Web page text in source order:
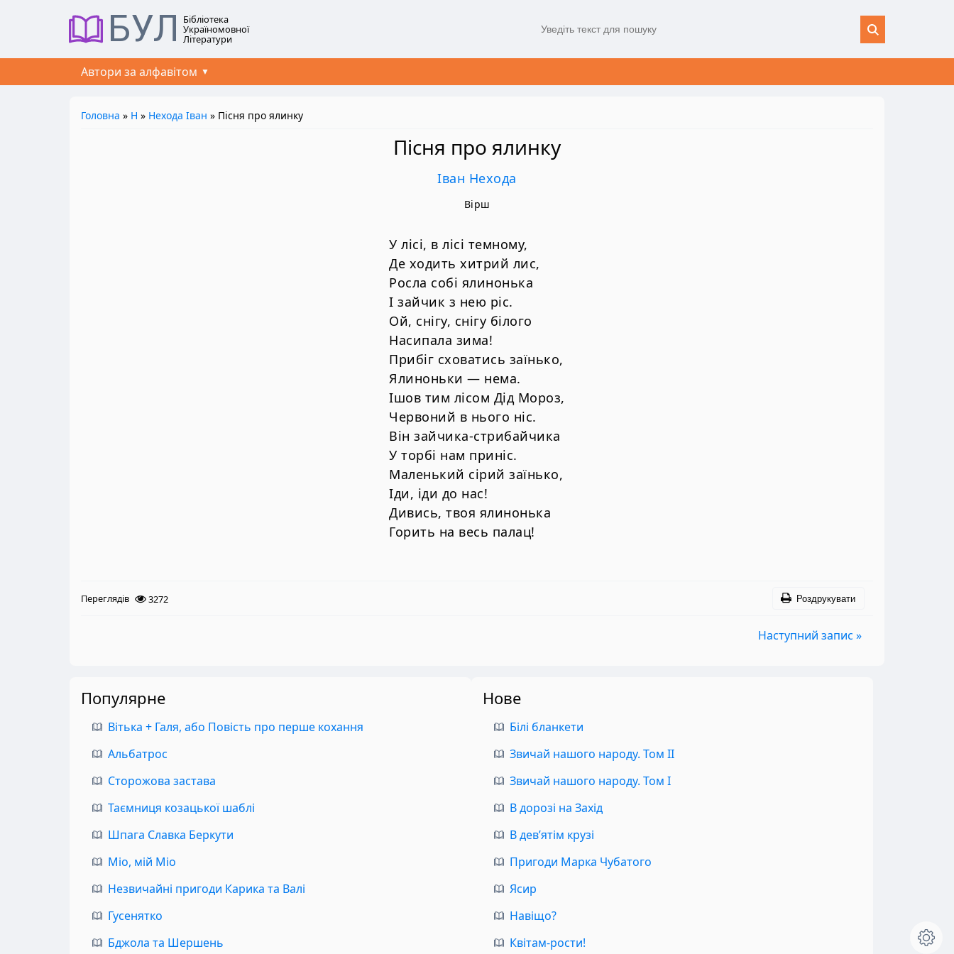
БУЛ Бібліотека
Україномовної
Літератури
Автори за алфавітом
Головна » Н » Нехода Іван » Пісня про ялинку
Пісня про ялинку
Іван Нехода
Вірш
У лісі, в лісі темному,
Де ходить хитрий лис,
Росла собі ялинонька
І зайчик з нею ріс.
Ой, снігу, снігу білого
Насипала зима!
Прибіг сховатись заїнько,
Ялиноньки — нема.
Ішов тим лісом Дід Мороз,
Червоний в нього ніс.
Він зайчика-стрибайчика
У торбі нам приніс.
Маленький сірий заїнько,
Іди, іди до нас!
Дивись, твоя ялинонька
Горить на весь палац!
Переглядів 3272 Роздрукувати
Наступний запис »
Популярне
Вітька + Галя, або Повість про перше кохання
Альбатрос
Сторожова застава
Таємниця козацької шаблі
Шпага Славка Беркути
Міо, мій Міо
Незвичайні пригоди Карика та Валі
Гусенятко
Бджола та Шершень
Нове
Білі бланкети
Звичай нашого народу. Том II
Звичай нашого народу. Том I
В дорозі на Захід
В дев’ятім крузі
Пригоди Марка Чубатого
Ясир
Навіщо?
Квітам-рости!